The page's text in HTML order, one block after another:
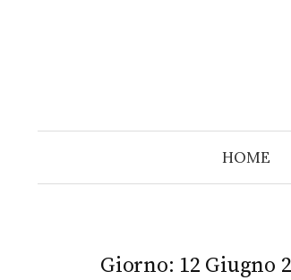
HOME
Giorno: 12 Giugno